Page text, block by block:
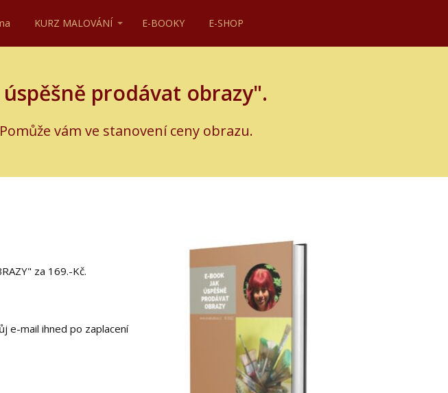
KURZ MALOVÁNÍ E-BOOKY E-SHOP
prodávat obrazy".
vám ve stanovení ceny obrazu.
za 169.-Kč.
e-mail ihned po zaplacení